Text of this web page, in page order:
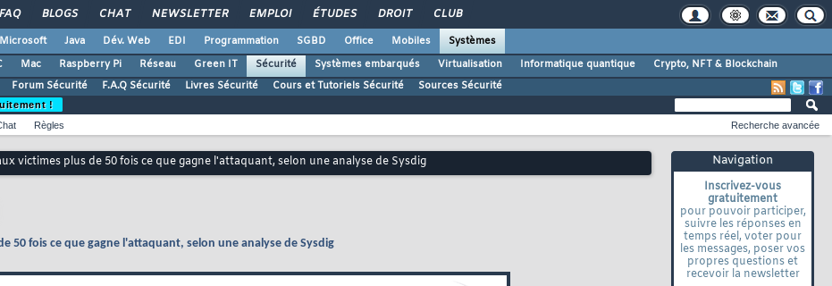
FAQ BLOGS CHAT NEWSLETTER EMPLOI ÉTUDES DROIT CLUB
Microsoft Java Dév. Web EDI Programmation SGBD Office Mobiles
Systèmes
Mac Raspberry Pi Réseau Green IT Sécurité Systèmes embarqués Virtualisation Informatique quantique
Crypto, NFT & Blockchain
Forum Sécurité F.A.Q Sécurité Livres Sécurité Cours et Tutoriels Sécurité Sources Sécurité
Navigation
Inscrivez-vous
gratuitement
pour pouvoir participer,
suivre les réponses en
temps réel, voter pour
les messages, poser vos
propres questions et
recevoir la newsletter
!
Règles Recherche avancée
victimes plus de 50 fois ce que gagne l'attaquant, selon une analyse de Sysdig
50 fois ce que gagne l'attaquant, selon une analyse de Sysdig